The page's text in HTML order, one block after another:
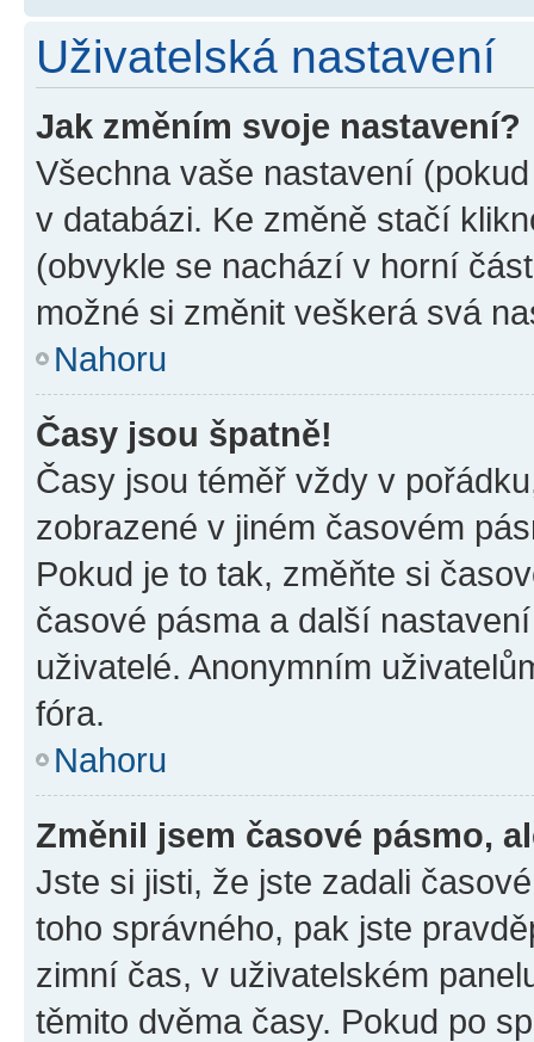
Uživatelská nastavení
Jak změním svoje nastavení?
Všechna vaše nastavení
v databázi. Ke změně stačí
(obvykle se nachází v horní
možné si změnit veškerá svá
Nahoru
Časy jsou špatně!
Časy jsou téměř vždy v
zobrazené v jiném časovém
Pokud je to tak, změňte si
časové pásma a další
uživatelé. Anonymním
fóra.
Nahoru
Změnil jsem časové pásmo,
Jste si jisti, že jste zadali
toho správného, pak jste
zimní čas, v uživatelském
těmito dvěma časy. Pokud po